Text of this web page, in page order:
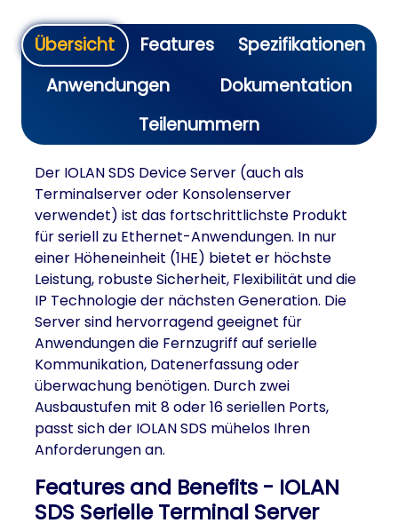
Übersicht Features
Spezifikationen
Anwendungen
Dokumentation
Teilenummern
Der IOLAN SDS Device Server (auch als
Terminalserver oder Konsolenserver
verwendet) ist das fortschrittlichste Produkt
für seriell zu Ethernet-Anwendungen. In nur
einer Höheneinheit (1HE) bietet er höchste
Leistung, robuste Sicherheit, Flexibilität und die
IP Technologie der nächsten Generation. Die
Server sind hervorragend geeignet für
Anwendungen die Fernzugriff auf serielle
Kommunikation, Datenerfassung oder
überwachung benötigen. Durch zwei
Ausbaustufen mit 8 oder 16 seriellen Ports,
passt sich der IOLAN SDS mühelos Ihren
Anforderungen an.
Features and Benefits - IOLAN
SDS Serielle Terminal Server